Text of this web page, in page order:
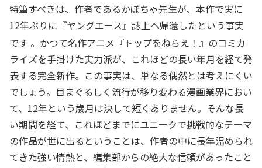
特筆すべきは、作者であるかぼちゃ先生が、本作で実に
12年ぶりに『ヤングエース』誌上へ帰還したという事実
です 。かつて名作アニメ『トップをねらえ！』のコミカ
ライズを手掛けた実力派が、これほどの長い年月を経て発
表する完全新作。この事実は、単なる偶然とは考えにくい
でしょう。目まぐるしく流行が移り変わる漫画業界におい
て、12年という歳月は決して短くありません。そんな長
い期間を経て、これほどまでにユニークで挑戦的なテーマ
の作品が世に出るということは、作者の中に長年温められ
てきた強い情熱と、編集部からの絶大な信頼があったこと